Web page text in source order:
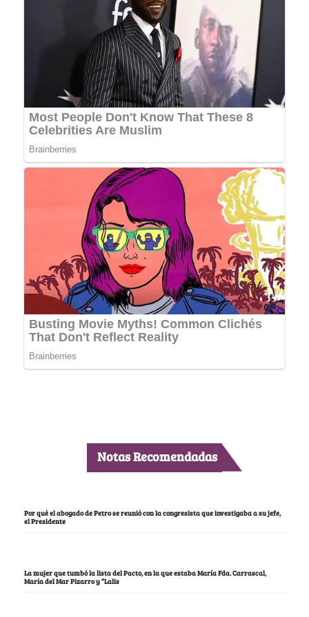
Notas Recomendadas
Por qué el abogado de Petro se reunió con la congresista que investigaba a su jefe,
el Presidente
La mujer que tumbó la lista del Pacto, en la que estaba María Fda. Carrascal,
María del Mar Pizarro y “Lalis